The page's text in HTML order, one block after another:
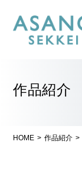
作品紹介
HOME > 作品紹介 >